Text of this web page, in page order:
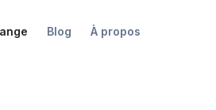
Blog À propos